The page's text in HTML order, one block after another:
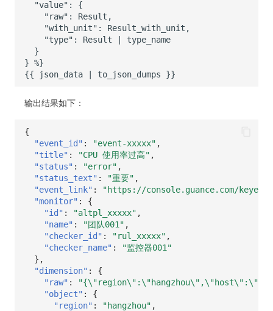
输出结果如下：
{
"event_id" : "event-xxxxx" ,
"title" : "CPU 使用率过高" ,
"status" : "error" ,
"status_text" : "重要" ,
"event_link" :
"https://console.guance.com/
"monitor" :
{
"id" : "altpl_xxxxx" ,
"name" : "团队001" ,
"checker_id" : "rul_xxxxx" ,
"checker_name" :
"监控器001"
},
"dimension" :
{
"raw" :
"object" :
{
"region" : "hangzhou" ,